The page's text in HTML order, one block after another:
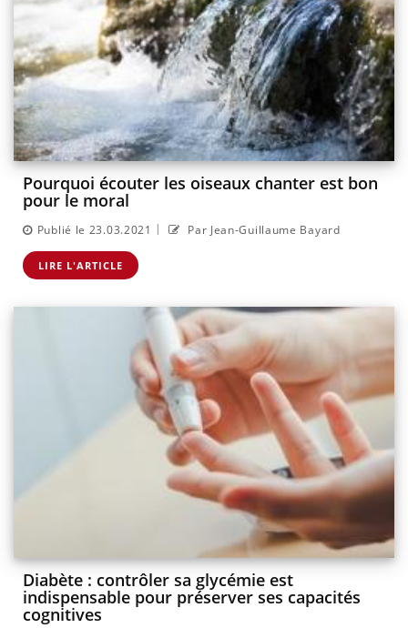
Pourquoi écouter les oiseaux chanter est bon
pour le moral
Publié le 23.03.2021 | Par Jean-Guillaume Bayard
LIRE L'ARTICLE
Diabète : contrôler sa glycémie est
indispensable pour préserver ses capacités
cognitives